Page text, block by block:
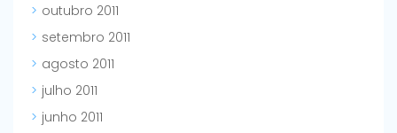
outubro 2011
setembro 2011
agosto 2011
julho 2011
junho 2011